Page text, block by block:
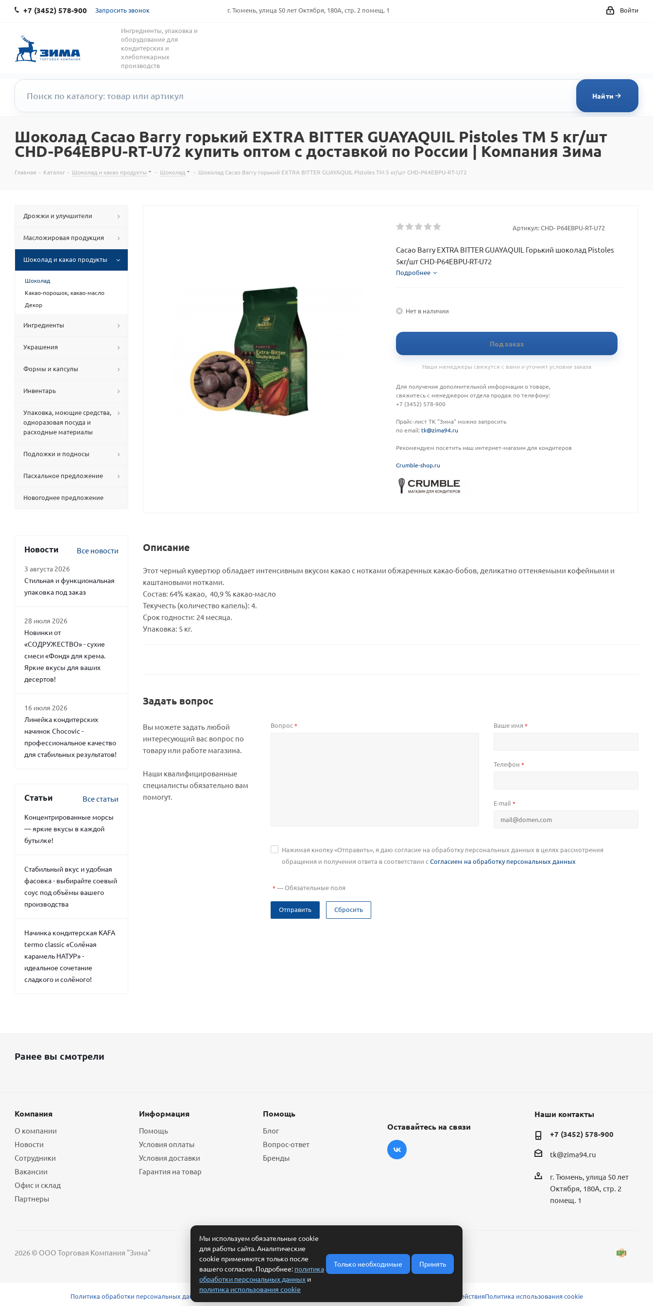
+7 (3452) 578-900 Запросить звонок г. Тюмень, улица 50 лет Октября, 180А, стр. 2 помещ. 1 Войти
Ингредиенты, упаковка и
оборудование для
кондитерских и
хлебопекарных
производств
Найти
Шоколад Cacao Barry горький EXTRA BITTER GUAYAQUIL Pistoles TM 5 кг/шт
CHD-P64EBPU-RT-U72 купить оптом с доставкой по России | Компания Зима
Главная - Каталог - Шоколад и какао продукты - Шоколад - Шоколад Cacao Barry горький EXTRA BITTER GUAYAQUIL Pistoles TM 5 кг/шт CHD-P64EBPU-RT-U72
Артикул:CHD- P64EBPU-RT-U72
Cacao Barry EXTRA BITTER GUAYAQUIL Горький шоколад Pistoles
5кг/шт CHD-P64EBPU-RT-U72
Подробнее
Нет в наличии
Под заказ
Наши менеджеры свяжутся с вами и уточнят условия заказа
Для получения дополнительной информации о товаре,
свяжитесь с менеджером отдела продаж по телефону:
+7 (3452) 578-900
Прайс-лист ТК "Зима" можно запросить
по email: tk@zima94.ru
Рекомендуем посетить наш интернет-магазин для кондитеров
Crumble-shop.ru
Описание
Этот черный кувертюр обладает интенсивным вкусом какао с нотками обжаренных какао-бобов, деликатно оттеняемыми кофейными и
каштановыми нотками.
Состав: 64% какао, 40,9 % какао-масло
Текучесть (количество капель): 4.
Срок годности: 24 месяца.
Упаковка: 5 кг.
Задать вопрос
Вы можете задать любой
интересующий вас вопрос по
товару или работе магазина.
Наши квалифицированные
специалисты обязательно вам
помогут.
Вопрос* Ваше имя *
Телефон *
E-mail *
Нажимая кнопку «Отправить», я даю согласие на обработку персональных данных в целях рассмотрения
обращения и получения ответа в соответствии сСогласием на обработку персональных данных
*—Обязательные поля
Отправить Сбросить
Дрожжи и улучшители
Масложировая продукция
Шоколад и какао продукты
Шоколад
Какао-порошок, какао-масло
Декор
Ингредиенты
Украшения
Формы и капсулы
Инвентарь
Упаковка, моющие средства,
одноразовая посуда и
расходные материалы
Подложки и подносы
Пасхальное предложение
Новогоднее предложение
Новости Все новости
3 августа 2026
Стильная и функциональная
упаковка под заказ
28 июля 2026
Новинки от
«СОДРУЖЕСТВО» - сухие
смеси «Фонд» для крема.
Яркие вкусы для ваших
десертов!
16 июля 2026
Линейка кондитерских
начинок Chocovic -
профессиональное качество
для стабильных результатов!
Статьи Все статьи
Концентрированные морсы
— яркие вкусы в каждой
бутылке!
Стабильный вкус и удобная
фасовка - выбирайте соевый
соус под объёмы вашего
производства
Начинка кондитерская KAFA
termo classic «Солёная
карамель НАТУР» -
идеальное сочетание
сладкого и солёного!
Ранее вы смотрели
Компания
О компании
Новости
Сотрудники
Вакансии
Офис и склад
Партнеры
Информация
Помощь
Условия оплаты
Условия доставки
Гарантия на товар
Помощь
Блог
Вопрос-ответ
Бренды
Оставайтесь на связи
Наши контакты
+7 (3452) 578-900
tk@zima94.ru
г. Тюмень, улица 50 лет
Октября, 180А, стр. 2
помещ. 1
2026 © ООО Торговая Компания "Зима"
Политика обработки персональных данных Условия обработки заявки и взаимодействияПолитика использования cookie
Мы используем обязательные cookie
для работы сайта. Аналитические
cookie применяются только после
вашего согласия. Подробнее: политика
обработки персональных данных и
политика использования cookie
Только необходимые Принять